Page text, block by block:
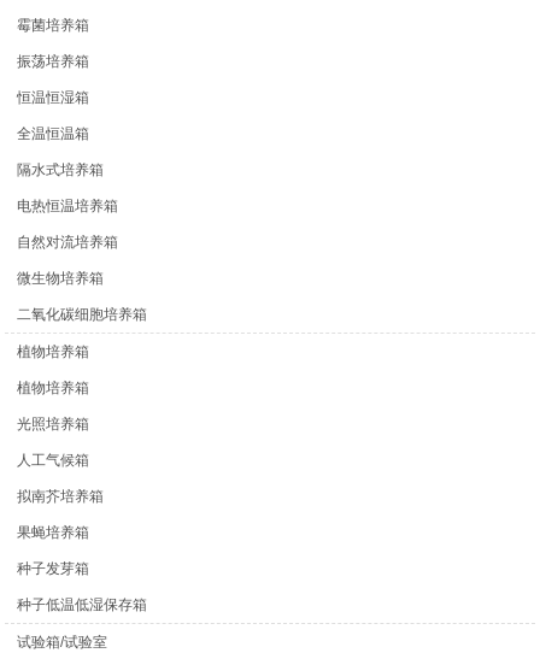
霉菌培养箱
振荡培养箱
恒温恒湿箱
全温恒温箱
隔水式培养箱
电热恒温培养箱
自然对流培养箱
微生物培养箱
二氧化碳细胞培养箱
植物培养箱
植物培养箱
光照培养箱
人工气候箱
拟南芥培养箱
果蝇培养箱
种子发芽箱
种子低温低湿保存箱
试验箱/试验室